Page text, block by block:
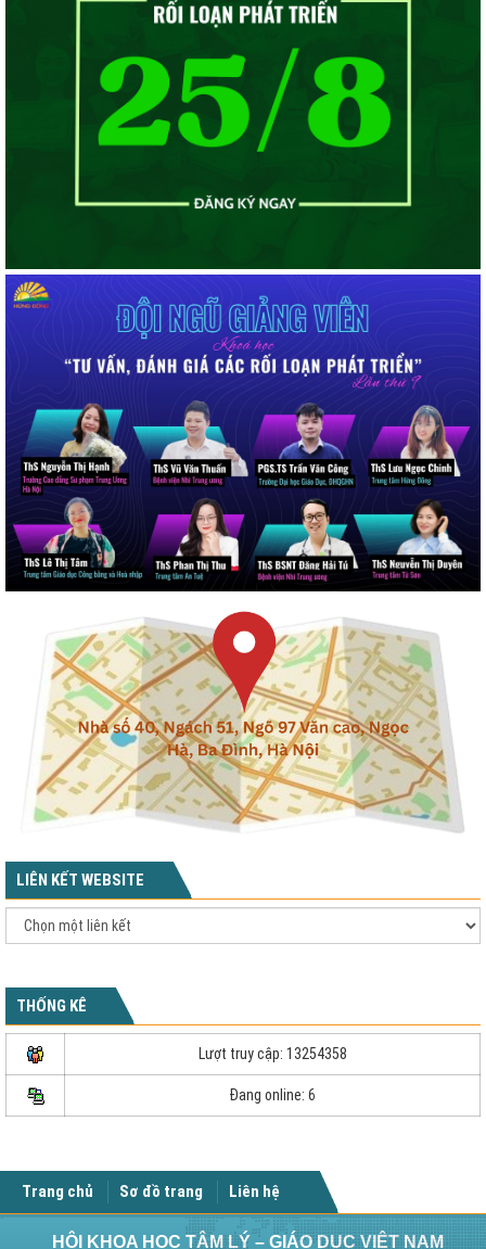
LIÊN KẾT WEBSITE
THỐNG KÊ
Lượt truy cập: 13254358
Đang online: 6
Trang chủ Sơ đồ trang Liên hệ
HỘI KHOA HỌC TÂM LÝ – GIÁO DỤC VIỆT NAM